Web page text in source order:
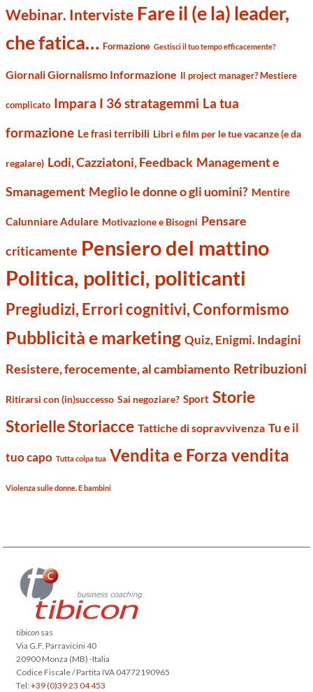
Webinar. Interviste Fare il (e la) leader,
che fatica… Formazione Gestisci il tuo tempo efficacemente?
Giornali Giornalismo Informazione Il project manager? Mestiere
complicato Impara I 36 stratagemmi La tua
formazione Le frasi terribili Libri e film per le tue vacanze (e da
regalare) Lodi, Cazziatoni, Feedback Management e
Smanagement Meglio le donne o gli uomini? Mentire
Calunniare Adulare Motivazione e Bisogni Pensare
criticamente Pensiero del mattino
Politica, politici, politicanti
Pregiudizi, Errori cognitivi, Conformismo
Pubblicità e marketing Quiz, Enigmi. Indagini
Resistere, ferocemente, al cambiamento Retribuzioni
Ritirarsi con (in)successo Sai negoziare? Sport Storie
Storielle Storiacce Tattiche di sopravvivenza Tu e il
tuo capo Tutta colpa tua Vendita e Forza vendita
Violenza sulle donne. E bambini
tibicon sas
Via G.F. Parravicini 40
20900 Monza (MB) -Italia
Codice Fiscale / Partita IVA 04772190965
Tel:+39 (0)39 23 04 453